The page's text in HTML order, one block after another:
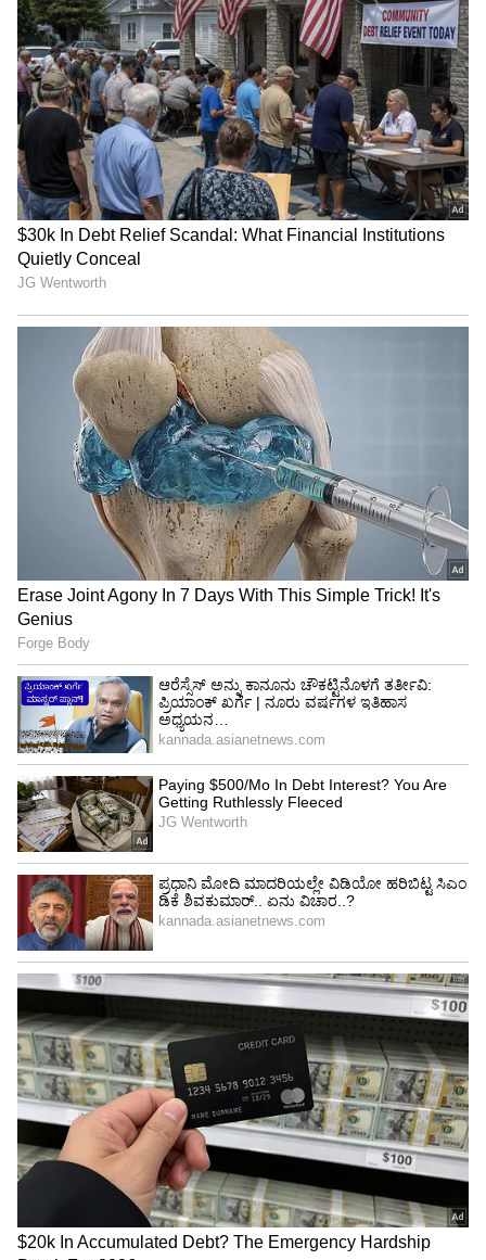
ಅವರನ್ನು ಒಬ್ಬ ಪರ್ಫೆಕ್ಟ್ ಹೀರೋವಾಗಿ ಮಾಡುತ್ತಿದೆ.
Rashmika Mandanna Look: ಮನೀಷ್ ವಿನ್ಯಾಸದ
ಗೌನ್‌ನಲ್ಲಿ ಮಿಂಚಿದ ಕಿರಿಕ್ ಚೆಲುವೆ
ವಿಶೇಷ ಅಂದರೆ ಮೇಲೆ ಹೇಳಿದ ಆನ್‌ಲೈನ್‌ ಪೋಲ್‌ನಲ್ಲಿ
ಧನಂಜಯ, ತಮಿಳಿನ ಸ್ಟಾರ್ ನಟ ಸೂರ್ಯ ಅವರನ್ನೂ ಹಿಂದೆ
ಇಕ್ಕಿರುವುದು. ಈ ಸ್ಪರ್ಧೆಯಲ್ಲಿ ರತ್ನನ್ ಪರಪಂಚ ಚಿತ್ರದ
ಜೊತೆಗೆ ಸೂರ್ಯ ನಟನೆಯ ಜೈ ಭೀಮ್ ಕೂಡಾ ಇತ್ತು.
ಜೊತೆಗೆ ಇಕ್ಕಟ್, 1980 ಮತ್ತು ಟಕ್ ಜಗದೀಶ್ ಕೂಡಾ ಇದ್ದವು.
ಇಲ್ಲಿಯವರೆಗೆ ನಡೆದಿರುವ ವೋಟಿಂಗ್‌ನಲ್ಲಿ ರತ್ನನ್ ಪ್ರಪಂಚ
ಚಿತ್ರಕ್ಕೆ 78% ವೋಟ್ ಬಿದ್ದಿವೆ. ಜೈ ಭೀಮ್ ಚಿತ್ರಕ್ಕೆ 18%
ಹಾಗೂ ಇಕ್ಕಟ್ ಸಿನಿಮಾಗೆ 2%, 1980ಗೆ 1% ಮತ್ತು ಟಕ್
ಜಗದೀಶ್‌ಗೆ 1% ಮತಗಳು ಬಂದಿವೆ.
Salman Khans New Girlfriend: ಸಲ್ಲು ಜೊತೆ
ಸಮಂತಾ ಲಿಂಕಪ್..! ಸಲ್ಮಾನ್ ಹೊಸ ಗರ್ಲ್‌ಫ್ರೆಂಡ್ ?
ಶೇ.50 ರಿಂದ ಶೇ.18 ಕ್ಕೆ TAX ಇಳಿಕೆ: ಮೋದಿ-
ಟ್ರಂಪ್ ಐತಿಹಾಸಿಕ ಒಪ್ಪಂದ | India US
Trade Deal | Party Rounds